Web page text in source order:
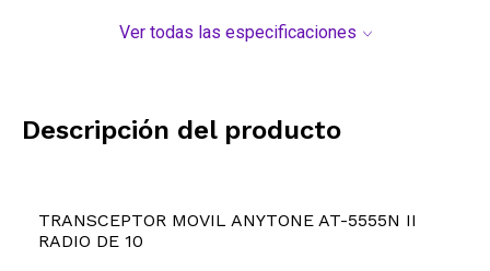
Ver todas las especificaciones
Descripción del producto
TRANSCEPTOR MOVIL ANYTONE AT-5555N II
RADIO DE 10